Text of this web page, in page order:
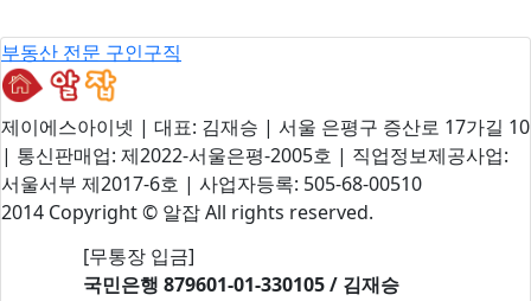
부동산 전문 구인구직
제이에스아이넷 | 대표: 김재승 | 서울 은평구 증산로 17가길 10
| 통신판매업: 제2022-서울은평-2005호 | 직업정보제공사업:
서울서부 제2017-6호 | 사업자등록: 505-68-00510
2014 Copyright © 알잡 All rights reserved.
[무통장 입금]
국민은행 879601-01-330105 / 김재승